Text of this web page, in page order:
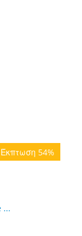
Έκπτωση 54%
...